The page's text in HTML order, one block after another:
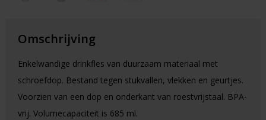
Omschrijving
Enkelwandige drinkfles van duurzaam materiaal met
schroefdop. Bestand tegen stukvallen, vlekken en geurtjes.
Voorzien van een dop en onderkant van roestvrijstaal. BPA-
vrij. Volumecapaciteit is 685 ml.